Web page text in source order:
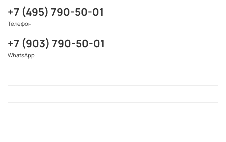
+7 (495) 790-50-01
Телефон
+7 (903) 790-50-01
WhatsApp